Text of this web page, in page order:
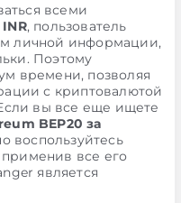
всеми
INR, пользователь
личной информации,
Поэтому
времени, позволяя
с криптовалютой
вы все еще ищете
BEP20 за
воспользуйтесь
все его
является